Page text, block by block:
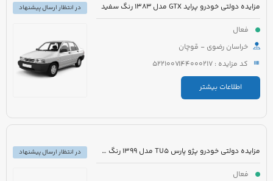
مزایده دولتی خودرو پراید GTX مدل 1383 رنگ سفید
فعال
خراسان رضوی - قوچان
کد مزایده : 5221007144000217
اطلاعات بیشتر
در انتظار ارسال پیشنهاد
مزایده دولتی خودرو پژو پارس TU5 مدل 1399 رنگ سفید
فعال
در انتظار ارسال پیشنهاد